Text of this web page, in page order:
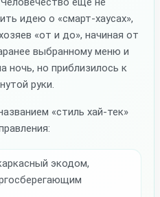
идею о «смарт-хаусах»,
«от и до», начиная от
выбранному меню и
ночь, но приблизилось к
руки.
«стиль хай-тек»
экодом,